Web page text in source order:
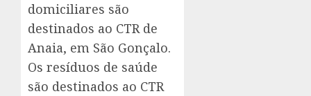
domiciliares são
destinados ao CTR de
Anaia, em São Gonçalo.
Os resíduos de saúde
são destinados ao CTR